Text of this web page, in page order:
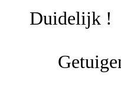
Duidelijk !